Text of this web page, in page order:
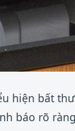
hiện bất
báo rõ